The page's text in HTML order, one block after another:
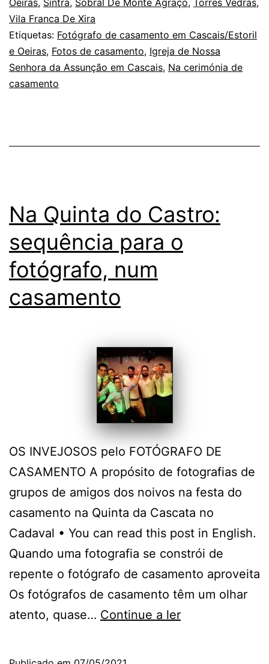
as
falhas
do
tempo
Vila Franca De Xira
Etiquetas: Fotógrafo de casamento em Cascais/Estoril
e Oeiras, Fotos de casamento, Igreja de Nossa
Senhora da Assunção em Cascais, Na cerimónia de
casamento
Na Quinta do Castro:
sequência para o
fotógrafo, num
casamento
OS INVEJOSOS pelo FOTÓGRAFO DE
CASAMENTO A propósito de fotografias de
grupos de amigos dos noivos na festa do
casamento na Quinta da Cascata no
Cadaval • You can read this post in English.
Quando uma fotografia se constrói de
repente o fotógrafo de casamento aproveita
Os fotógrafos de casamento têm um olhar
atento, quase… Continue a lerNa